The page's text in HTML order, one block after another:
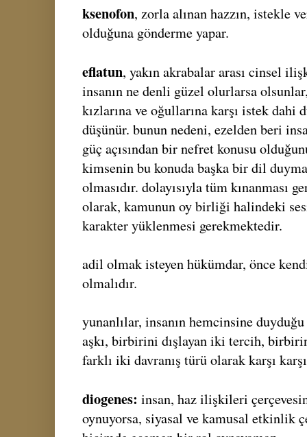
ksenofon, zorla alınan hazzın, istekle
olduğuna gönderme yapar.
eflatun, yakın akrabalar arası cinsel
insanın ne denli güzel olurlarsa
kızlarına ve oğullarına karşı istek
düşünür. bunun nedeni, ezelden beri
güç açısından bir nefret konusu
kimsenin bu konuda başka bir dil
olmasıdır. dolayısıyla tüm kınanması
olarak, kamunun oy birliği halindeki
karakter yüklenmesi gerekmektedir.
adil olmak isteyen hükümdar, önce
olmalıdır.
yunanlılar, insanın hemcinsine
aşkı, birbirini dışlayan iki tercih,
farklı iki davranış türü olarak karşı
diogenes: insan, haz ilişkileri
oynuyorsa, siyasal ve kamusal etkinlik